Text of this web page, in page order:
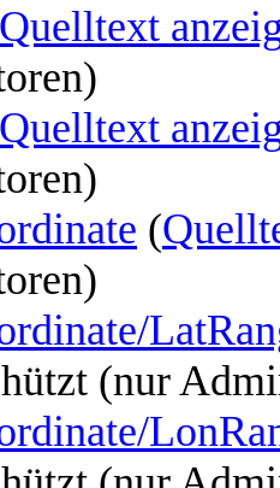
Quelltext
Quelltext
(
(nur